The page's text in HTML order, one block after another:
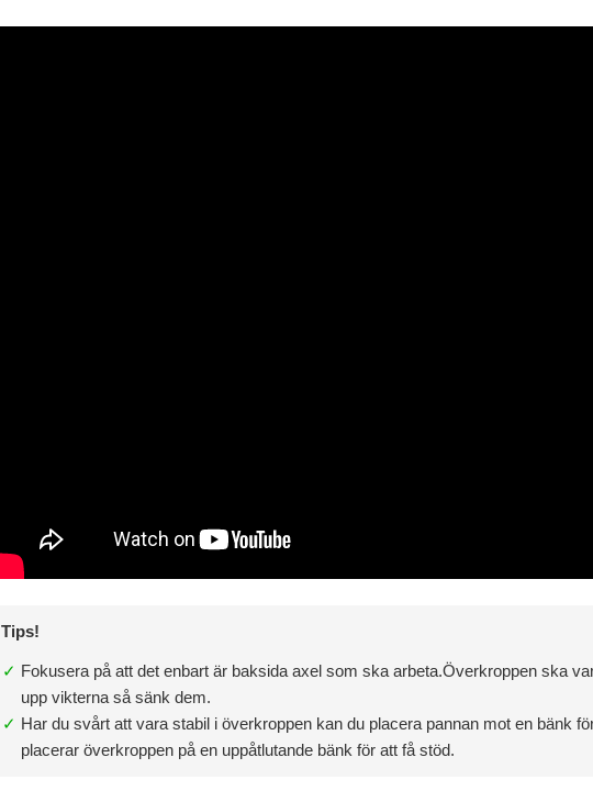
Tips!
Fokusera på att det enbart är baksida axel som ska arbeta.Överkroppen ska
upp vikterna så sänk dem.
Har du svårt att vara stabil i överkroppen kan du placera pannan mot en bänk
placerar överkroppen på en uppåtlutande bänk för att få stöd.